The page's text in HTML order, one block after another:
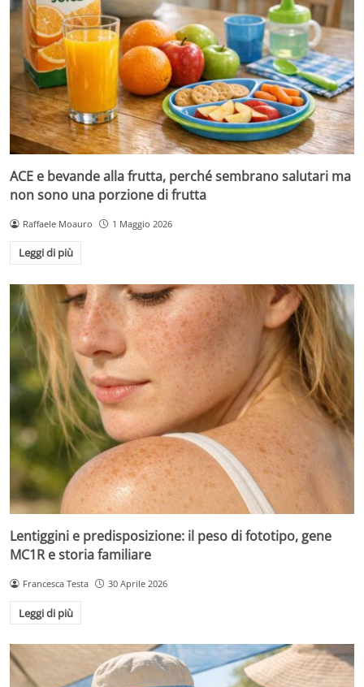
ACE e bevande alla frutta, perché sembrano salutari ma
non sono una porzione di frutta
Raffaele Moauro 1 Maggio 2026
Leggi di più
Lentiggini e predisposizione: il peso di fototipo, gene
MC1R e storia familiare
Francesca Testa 30 Aprile 2026
Leggi di più